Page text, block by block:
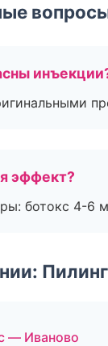
эффект?
ботокс 4-6
— Иваново